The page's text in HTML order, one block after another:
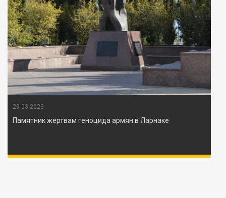
29-03-2023
Памятник жертвам геноцида армян в Ларнаке